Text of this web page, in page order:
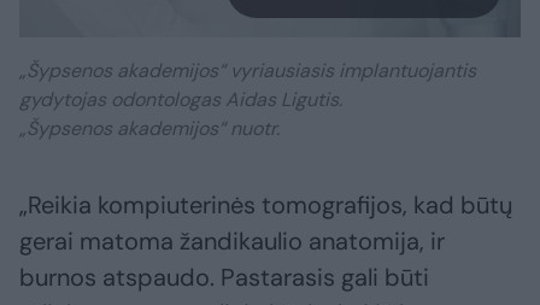
„Šypsenos akademijos“ vyriausiasis implantuojantis
gydytojas odontologas Aidas Ligutis.
„Šypsenos akademijos“ nuotr.
„Reikia kompiuterinės tomografijos, kad būtų
gerai matoma žandikaulio anatomija, ir
burnos atspaudo. Pastarasis gali būti